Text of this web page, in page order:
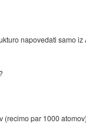
napovedati samo iz
par 1000